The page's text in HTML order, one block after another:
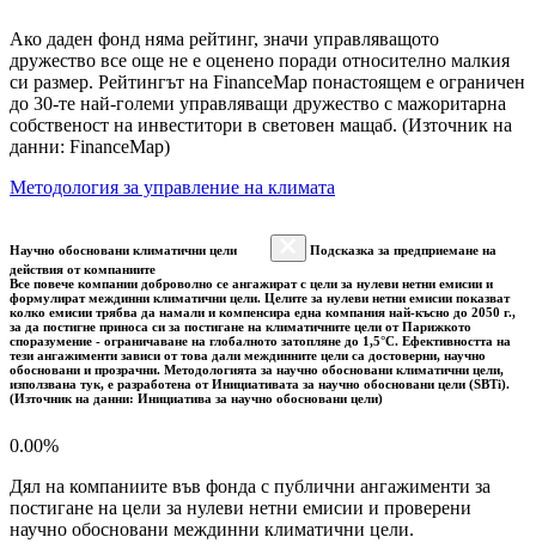
Ако даден фонд няма рейтинг, значи управляващото
дружество все още не е оценено поради относително малкия
си размер. Рейтингът на FinanceMap понастоящем е ограничен
до 30-те най-големи управляващи дружество с мажоритарна
собственост на инвеститори в световен мащаб. (Източник на
данни: FinanceMap)
Методология за управление на климата
Научно обосновани климатични цели
Подсказка за предприемане на
действия от компаниите
Все повече компании доброволно се ангажират с цели за нулеви нетни емисии и
формулират междинни климатични цели. Целите за нулеви нетни емисии показват
колко емисии трябва да намали и компенсира една компания най-късно до 2050 г.,
за да постигне приноса си за постигане на климатичните цели от Парижкото
споразумение - ограничаване на глобалното затопляне до 1,5°C. Ефективността на
тези ангажименти зависи от това дали междинните цели са достоверни, научно
обосновани и прозрачни. Методологията за научно обосновани климатични цели,
използвана тук, е разработена от Инициативата за научно обосновани цели (SBTi).
(Източник на данни: Инициатива за научно обосновани цели)
0.00%
Дял на компаниите във фонда с публични ангажименти за
постигане на цели за нулеви нетни емисии и проверени
научно обосновани междинни климатични цели.